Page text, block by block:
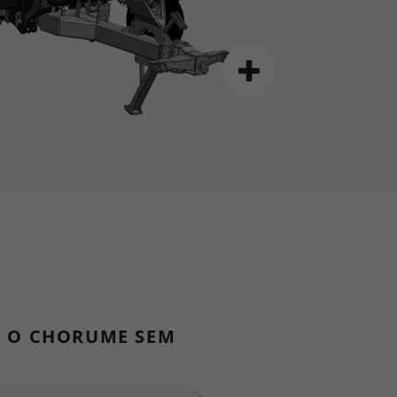
CHORUME SEM